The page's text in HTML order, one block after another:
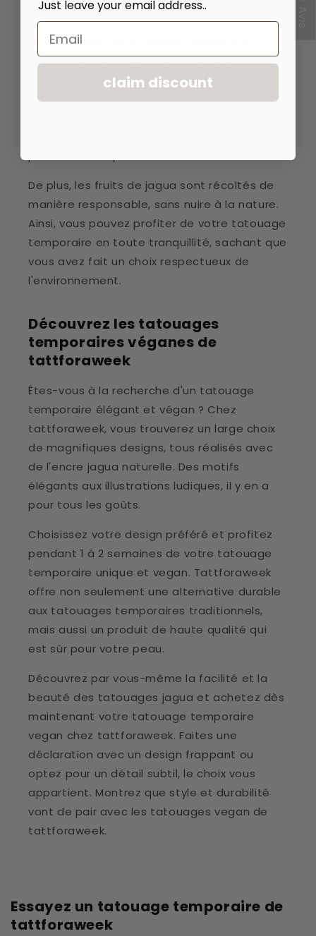
l'environnement
En choisissant un tatouage temporaire
vegan, vous contribuez non seulement à
votre propre santé, mais aussi à celle de
l'environnement. Les tatouages Jagua sont
De plus, les fruits de jagua sont récoltés de
manière responsable, sans nuire à la nature.
Ainsi, vous pouvez profiter de votre tatouage
temporaire en toute tranquillité, sachant que
vous avez fait un choix respectueux de
l'environnement.
Découvrez les tatouages
temporaires véganes de
tattforaweek
Êtes-vous à la recherche d'un tatouage
temporaire élégant et végan ? Chez
tattforaweek, vous trouverez un large choix
de magnifiques designs, tous réalisés avec
de l'encre jagua naturelle. Des motifs
élégants aux illustrations ludiques, il y en a
pour tous les goûts.
Choisissez votre design préféré et profitez
pendant 1 à 2 semaines de votre tatouage
temporaire unique et vegan. Tattforaweek
offre non seulement une alternative durable
aux tatouages temporaires traditionnels,
mais aussi un produit de haute qualité qui
est sûr pour votre peau.
Découvrez par vous-même la facilité et la
beauté des tatouages jagua et achetez dès
maintenant votre tatouage temporaire
vegan chez tattforaweek. Faites une
déclaration avec un design frappant ou
optez pour un détail subtil, le choix vous
appartient. Montrez que style et durabilité
vont de pair avec les tatouages vegan de
tattforaweek.
Essayez un tatouage temporaire de
tattforaweek
Just leave your email address..
Email
claim discount